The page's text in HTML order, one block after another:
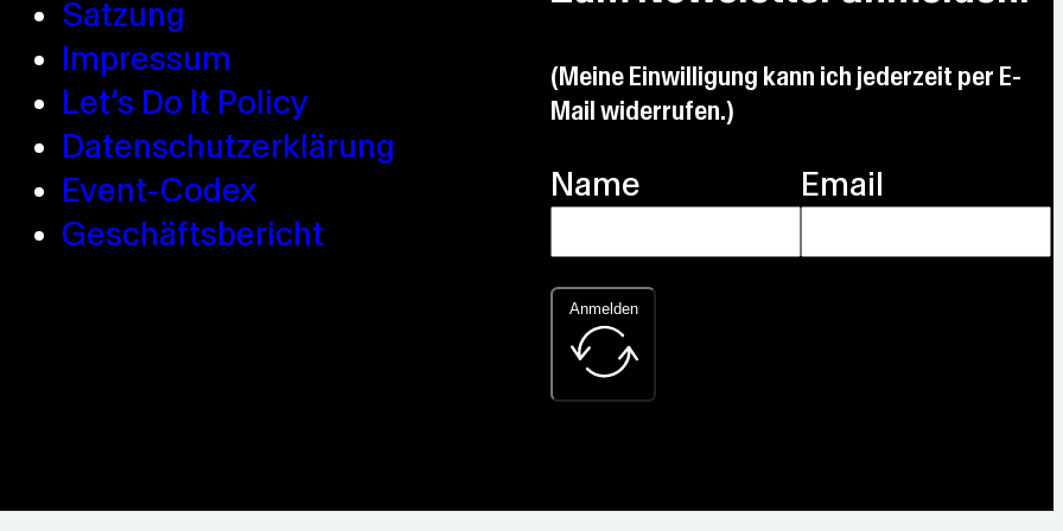
Satzung
Impressum
Let’s Do It Policy
Datenschutzerklärung
Event-Codex
Geschäftsbericht
(Meine Einwilligung kann ich jederzeit per E-
Mail widerrufen.)
Name Email
Anmelden